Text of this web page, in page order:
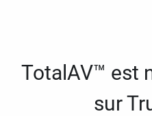
TotalAV™ est
sur